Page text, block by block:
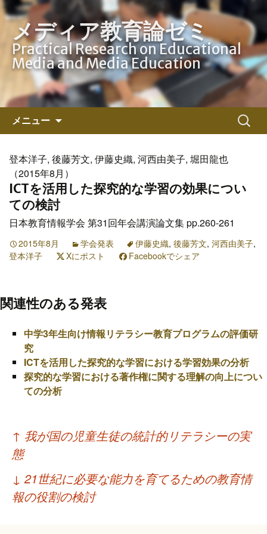
メディア教育論ゼミ
Practical Research on Educational
Media and Media Education
メニュー
ン
ツ
へ
ス
ッ
検
索:
登本洋子, 後藤芳文, 伊藤史織, 河西由美子, 堀田龍也
（2015年8月）
ICTを活用した探究的な学習の効果につい
ての検討
日本教育情報学会 第31回年会講演論文集 pp.260-261
2015年8月 学会発表 伊藤史織, 後藤芳文, 河西由美子,
登本洋子
Xにポスト Facebookでシェア
関連性のある発表
中学3年生向け情報リテラシー教育プログラムの評価研
究
ICTを活用した探究的な学習における学習効果の分析
探究的な学習における著作権に関する理解の向上につい
ての分析
投
稿
ナ
ビ
↑ 我が国の児童生徒の統計的リテラシーの実
態
↓ 21世紀に必要な能力を育てるための教育情
報の役割の検討